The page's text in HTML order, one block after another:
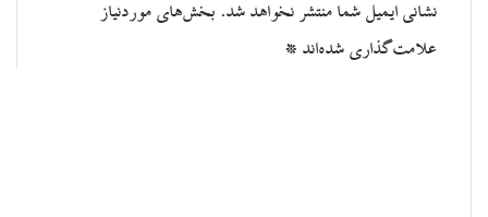
نشانی ایمیل شما منتشر نخواهد شد. بخش‌های موردنیاز
علامت‌گذاری شده‌اند *